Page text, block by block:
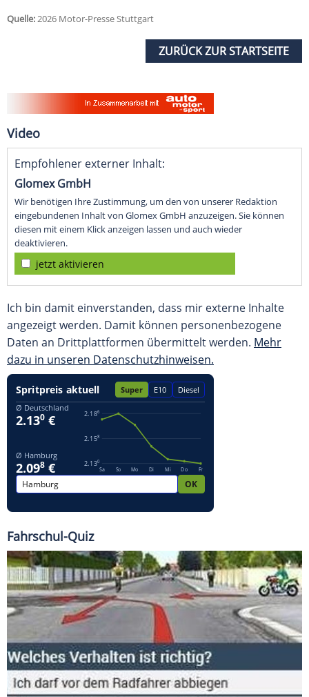
Quelle:2026 Motor-Presse Stuttgart
ZURÜCK ZUR STARTSEITE
Video
Empfohlener externer Inhalt:
Glomex GmbH
Wir benötigen Ihre Zustimmung, um den von unserer Redaktion
eingebundenen Inhalt von Glomex GmbH anzuzeigen. Sie können
diesen mit einem Klick anzeigen lassen und auch wieder
deaktivieren.
jetzt aktivieren
Ich bin damit einverstanden, dass mir externe Inhalte
angezeigt werden. Damit können personenbezogene
Daten an Drittplattformen übermittelt werden. Mehr
dazu in unseren Datenschutzhinweisen.
Fahrschul-Quiz